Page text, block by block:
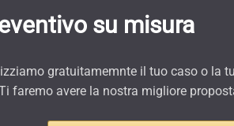
su misura
gratuitamemnte il tuo caso o la
faremo avere la nostra migliore